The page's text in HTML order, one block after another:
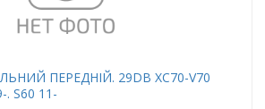
ПЕРЕДНІЙ. 29DB XC70-V70
. S60 11-